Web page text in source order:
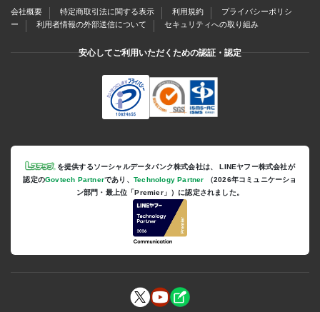
会社概要 特定商取引法に関する表示 利用規約
プライバシーポリシ
ー
利用者情報の外部送信について セキュリティへの取り組み
安心してご利用いただくための認証・認定
を提供するソーシャルデータバンク株式会社は、
LINEヤフー株式会社が
認定のGovtech Partnerであり、 Technology Partner （2026年コミュニケーショ
ン部門・最上位「Premier」）に認定されました。